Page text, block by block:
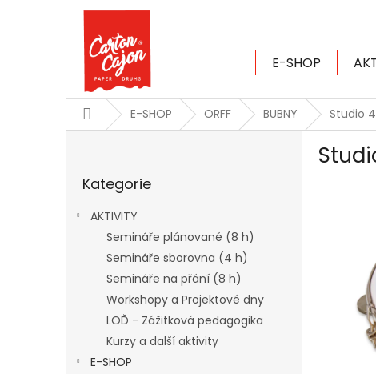
E-SHOP
DomůE-SHOP ORFF BUBNY Studio
kategorie
Kategorie
AKTIVITY
Semináře plánované (8 h)
Semináře sborovna (4 h)
Semináře na přání (8 h)
Workshopy a Projektové dny
LOĎ - Zážitková pedagogika
Kurzy a další aktivity
E-SHOP